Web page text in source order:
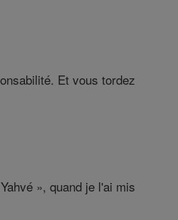
Et vous tordez
», quand je l'ai mis